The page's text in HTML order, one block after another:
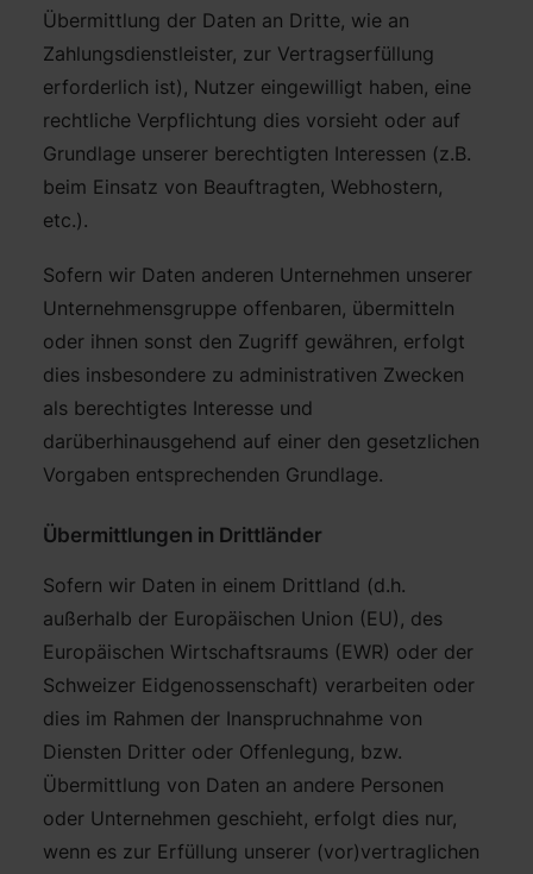
Übermittlung der Daten an Dritte, wie an
Zahlungsdienstleister, zur Vertragserfüllung
erforderlich ist), Nutzer eingewilligt haben, eine
rechtliche Verpflichtung dies vorsieht oder auf
Grundlage unserer berechtigten Interessen (z.B.
beim Einsatz von Beauftragten, Webhostern,
etc.).
Sofern wir Daten anderen Unternehmen unserer
Unternehmensgruppe offenbaren, übermitteln
oder ihnen sonst den Zugriff gewähren, erfolgt
dies insbesondere zu administrativen Zwecken
als berechtigtes Interesse und
darüberhinausgehend auf einer den gesetzlichen
Vorgaben entsprechenden Grundlage.
Übermittlungen in Drittländer
Sofern wir Daten in einem Drittland (d.h.
außerhalb der Europäischen Union (EU), des
Europäischen Wirtschaftsraums (EWR) oder der
Schweizer Eidgenossenschaft) verarbeiten oder
dies im Rahmen der Inanspruchnahme von
Diensten Dritter oder Offenlegung, bzw.
Übermittlung von Daten an andere Personen
oder Unternehmen geschieht, erfolgt dies nur,
wenn es zur Erfüllung unserer (vor)vertraglichen